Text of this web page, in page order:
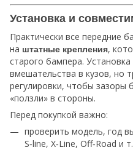
Установка и
Практически все передние
на штатные крепления,
старого бампера.
вмешательства в кузов, но
регулировки, чтобы зазоры
«ползли» в стороны.
Перед покупкой важно:
проверить модель, год
S‑line, X‑Line, Off‑Road и